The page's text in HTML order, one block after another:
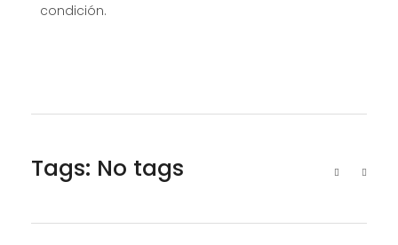
condición.
Tags: No tags